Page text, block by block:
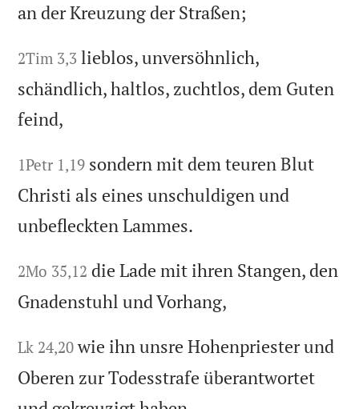
an der Kreuzung der Straßen;
2Tim 3,3 lieblos, unversöhnlich,
schändlich, haltlos, zuchtlos, dem Guten
feind,
1Petr 1,19 sondern mit dem teuren Blut
Christi als eines unschuldigen und
unbefleckten Lammes.
2Mo 35,12 die Lade mit ihren Stangen, den
Gnadenstuhl und Vorhang,
Lk 24,20 wie ihn unsre Hohenpriester und
Oberen zur Todesstrafe überantwortet